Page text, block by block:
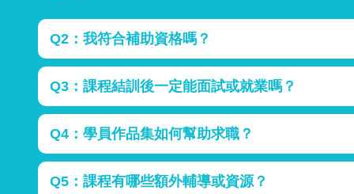
Q2：我符合補助資格嗎？
專案補助針對在職或轉職技能進修者，政府補助針對
學習意願即可申請，補助範圍依專案不同而異。
Q3：課程結訓後一定能面試或就業嗎？
所有課程均提供結訓保證面試及企業媒合，讓學員有
Q4：學員作品集如何幫助求職？
課程結訓即產出專業作品集，可用於履歷加分或面試
Q5：課程有哪些額外輔導或資源？